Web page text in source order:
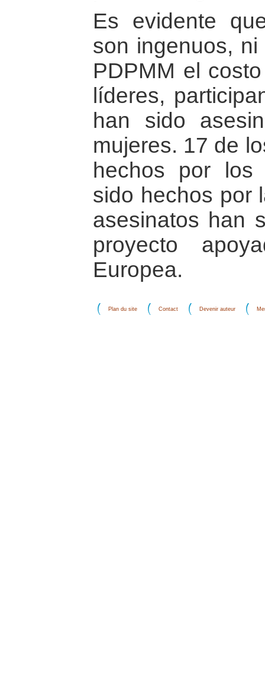
Es evidente
son ingenuos,
PDPMM el
líderes,
han sido
mujeres. 17 de
hechos por los
sido hechos por
asesinatos han
proyecto
Europea.
Plan du site Contact Devenir auteur